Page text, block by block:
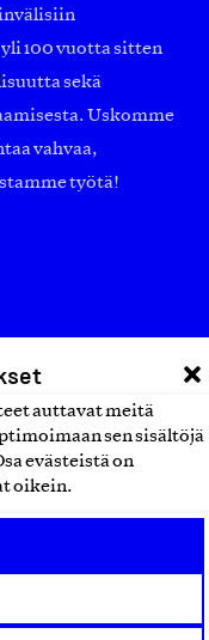
auttavat meitä
sen sisältöjä
evästeistä on
oikein.
100 vuotta sitten
sekä
Uskomme
vahvaa,
työtä!